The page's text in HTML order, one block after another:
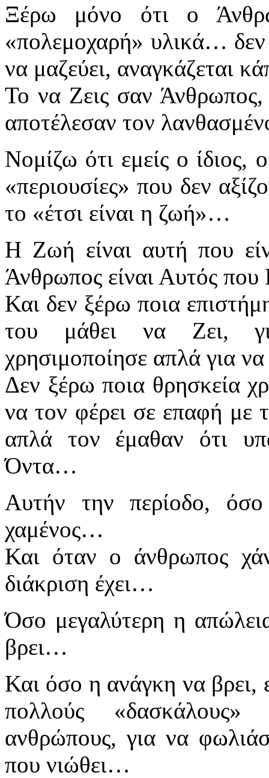
Ξέρω μόνο ότι ο
«πολεμοχαρή» υλικά…
να μαζεύει, αναγκάζεται
Το να Ζεις σαν
αποτέλεσαν τον
Νομίζω ότι εμείς ο
«περιουσίες» που δεν
το «έτσι είναι η ζωή»…
Η Ζωή είναι αυτή που
Άνθρωπος είναι Αυτός
Και δεν ξέρω ποια
του μάθει να Ζει,
χρησιμοποίησε απλά για
Δεν ξέρω ποια θρησκεία
να τον φέρει σε επαφή με
απλά τον έμαθαν ότι
Όντα…
Αυτήν την περίοδο,
χαμένος…
Και όταν ο άνθρωπος
διάκριση έχει…
Όσο μεγαλύτερη η
βρει…
Και όσο η ανάγκη να βρει,
πολλούς
ανθρώπους, για να
που νιώθει…